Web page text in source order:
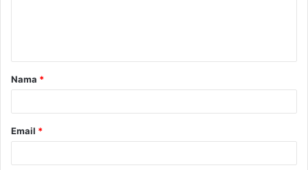
a
r
Nama *
Email *